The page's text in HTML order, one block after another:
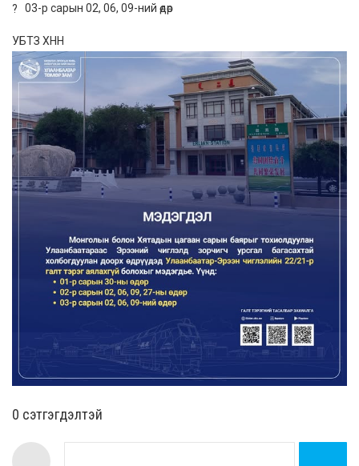
03-р сарын 02, 06, 09-ний өдөр
УБТЗ ХНН
0 cэтгэгдэлтэй